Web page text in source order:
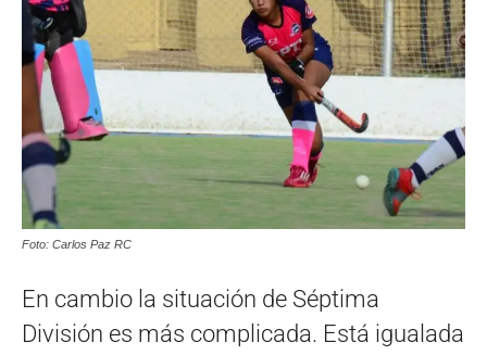
Foto: Carlos Paz RC
En cambio la situación de Séptima
División es más complicada. Está igualada